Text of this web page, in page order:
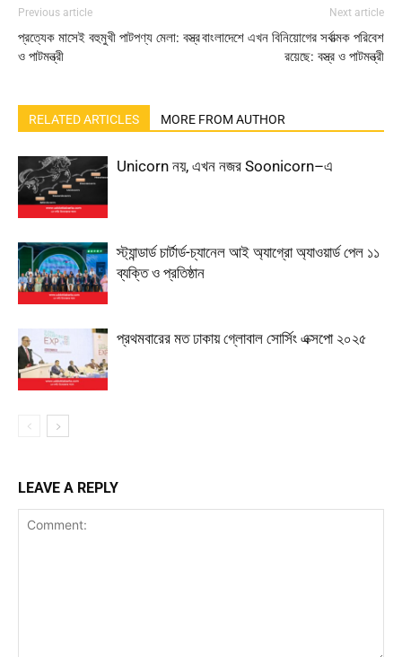
Previous article
প্রত্যেক মাসেই বহুমুখী পাটপণ্য মেলা: বস্ত্র
ও পাটমন্ত্রী
Next article
বাংলাদেশে এখন বিনিয়োগের সর্বাত্মক পরিবেশ
রয়েছে: বস্ত্র ও পাটমন্ত্রী
RELATED ARTICLES MORE FROM AUTHOR
Unicorn নয়, এখন নজর Soonicorn–এ
স্ট্যান্ডার্ড চার্টার্ড-চ্যানেল আই অ্যাগ্রো অ্যাওয়ার্ড পেল ১১
ব্যক্তি ও প্রতিষ্ঠান
প্রথমবারের মত ঢাকায় গ্লোবাল সোর্সিং এক্সপো ২০২৫
LEAVE A REPLY